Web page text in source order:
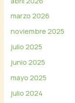
marzo 2026
noviembre 2025
julio 2025
junio 2025
mayo 2025
julio 2024